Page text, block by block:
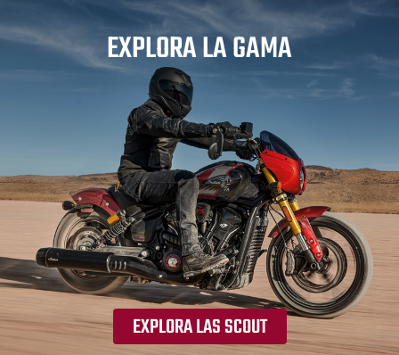
EXPLORA LA GAMA
EXPLORA LAS SCOUT